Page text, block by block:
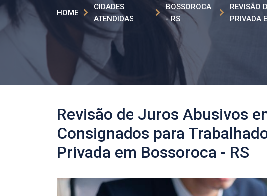
HOME
CIDADES
ATENDIDAS
BOSSOROCA​
- RS
REVISÃO
PRIVADA
Revisão de Juros Abusivos
Consignados para
Privada em Bossoroca​ - RS